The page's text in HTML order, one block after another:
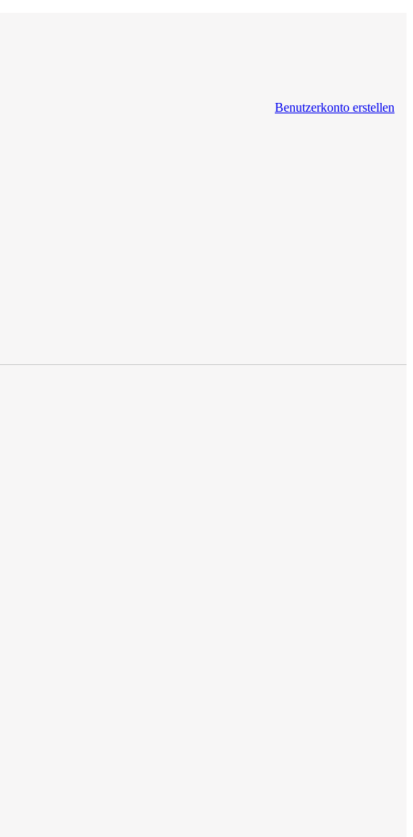
Benutzerkonto erstellen